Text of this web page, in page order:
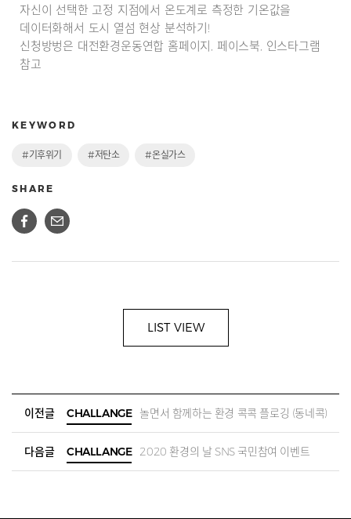
자신이 선택한 고정 지점에서 온도계로 측정한 기온값을
데이터화해서 도시 열섬 현상 분석하기!
신청방벙은 대전환경운동연합 홈페이지, 페이스북, 인스타그램
참고
KEYWORD
#기후위기 #저탄소 #온실가스
SHARE
LIST VIEW
이전글 CHALLANGE 놀면서 함께하는 환경 콕콕 플로깅 (동네콕)
다음글 CHALLANGE 2020 환경의 날 SNS 국민참여 이벤트